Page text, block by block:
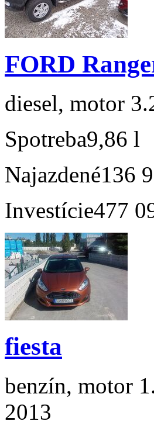
FORD
diesel, motor
Spotreba9,86 l
Najazdené136
Investície477
fiesta
benzín, motor
2013